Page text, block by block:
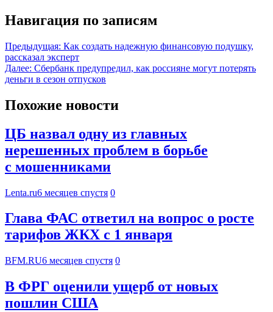
Навигация по записям
Предыдущая: Как создать надежную финансовую подушку,
рассказал эксперт
Далее: Сбербанк предупредил, как россияне могут потерять
деньги в сезон отпусков
Похожие новости
ЦБ назвал одну из главных
нерешенных проблем в борьбе
с мошенниками
Lenta.ru6 месяцев спустя 0
Глава ФАС ответил на вопрос о росте
тарифов ЖКХ с 1 января
BFM.RU6 месяцев спустя 0
В ФРГ оценили ущерб от новых
пошлин США